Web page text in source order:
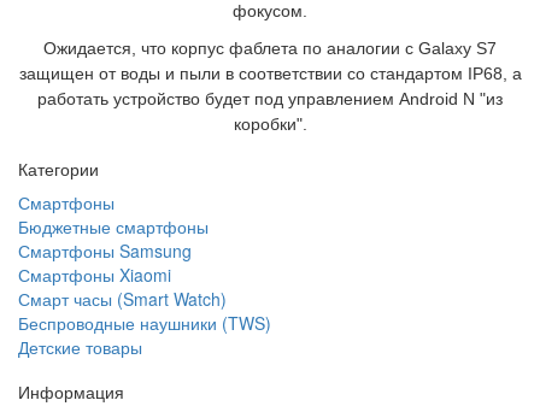
фокусом.
Ожидается, что корпус фаблета по аналогии с Galaxy S7
защищен от воды и пыли в соответствии со стандартом IP68, а
работать устройство будет под управлением Android N "из
коробки".
Категории
Смартфоны
Бюджетные смартфоны
Смартфоны Samsung
Смартфоны Xiaomi
Смарт часы (Smart Watch)
Беспроводные наушники (TWS)
Детские товары
Информация